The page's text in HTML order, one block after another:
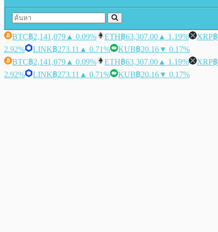
BTC฿2,141,079 ▲ 0.09% ETH฿63,307.00 ▲ 1.19% XRP
2.92%
LINK฿273.11 ▲ 0.71% KUB฿20.16▼ 0.17%
BTC฿2,141,079 ▲ 0.09% ETH฿63,307.00 ▲ 1.19% XRP
2.92%
LINK฿273.11 ▲ 0.71% KUB฿20.16▼ 0.17%